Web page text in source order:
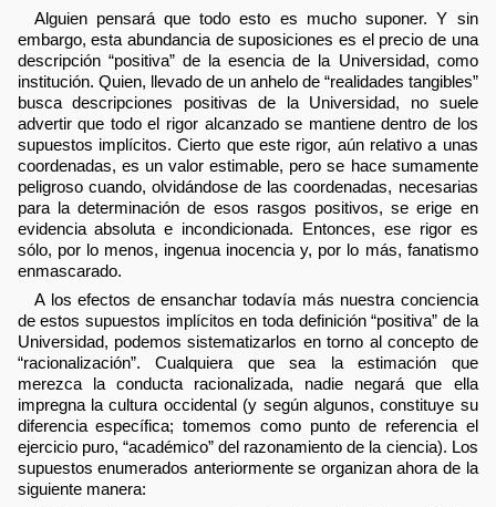
Alguien pensará que todo esto es mucho suponer. Y sin
embargo, esta abundancia de suposiciones es el precio de una
descripción “positiva” de la esencia de la Universidad, como
institución. Quien, llevado de un anhelo de “realidades tangibles”
busca descripciones positivas de la Universidad, no suele
advertir que todo el rigor alcanzado se mantiene dentro de los
supuestos implícitos. Cierto que este rigor, aún relativo a unas
coordenadas, es un valor estimable, pero se hace sumamente
peligroso cuando, olvidándose de las coordenadas, necesarias
para la determinación de esos rasgos positivos, se erige en
evidencia absoluta e incondicionada. Entonces, ese rigor es
sólo, por lo menos, ingenua inocencia y, por lo más, fanatismo
enmascarado.
A los efectos de ensanchar todavía más nuestra conciencia
de estos supuestos implícitos en toda definición “positiva” de la
Universidad, podemos sistematizarlos en torno al concepto de
“racionalización”. Cualquiera que sea la estimación que
merezca la conducta racionalizada, nadie negará que ella
impregna la cultura occidental (y según algunos, constituye su
diferencia específica; tomemos como punto de referencia el
ejercicio puro, “académico” del razonamiento de la ciencia). Los
supuestos enumerados anteriormente se organizan ahora de la
siguiente manera: